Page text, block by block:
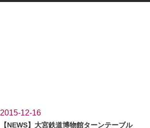
2015-12-16
【NEWS】大宮鉄道博物館ターンテーブル